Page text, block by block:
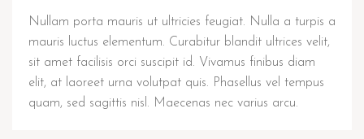
Nullam porta mauris ut ultricies feugiat. Nulla a turpis a
mauris luctus elementum. Curabitur blandit ultrices velit,
sit amet facilisis orci suscipit id. Vivamus finibus diam
elit, at laoreet urna volutpat quis. Phasellus vel tempus
quam, sed sagittis nisl. Maecenas nec varius arcu.